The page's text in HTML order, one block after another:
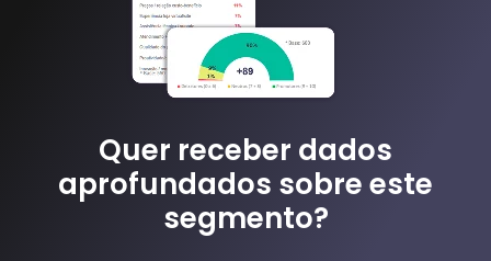
Quer receber dados
aprofundados sobre este
segmento?